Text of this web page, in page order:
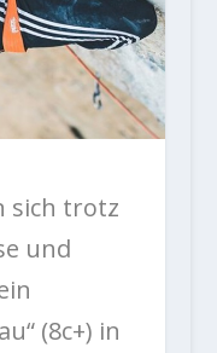
sich trotz
und
(8c+) in